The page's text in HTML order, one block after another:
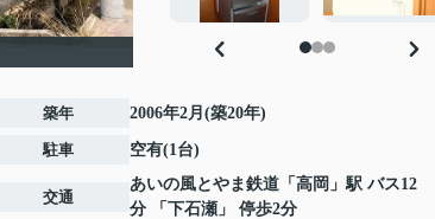
築年 2006年2月(築20年)
駐車 空有(1台)
交通
あいの風とやま鉄道 「 高岡 」駅 バス12
分 「下石瀬」 停歩2分